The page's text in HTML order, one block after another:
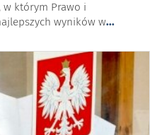
w którym Prawo i
wyników w...